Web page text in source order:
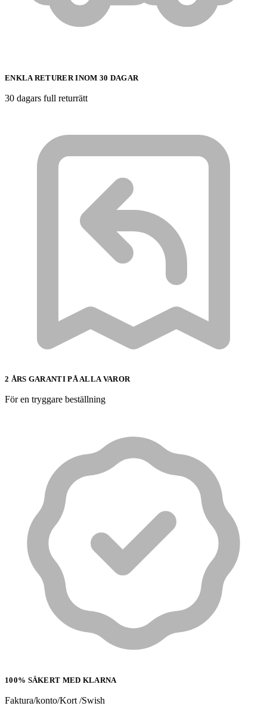
ENKLA RETURER INOM 30 DAGAR
30 dagars full returrätt
2 ÅRS GARANTI PÅ ALLA VAROR
För en tryggare beställning
100% SÄKERT MED KLARNA
Faktura/konto/Kort /Swish